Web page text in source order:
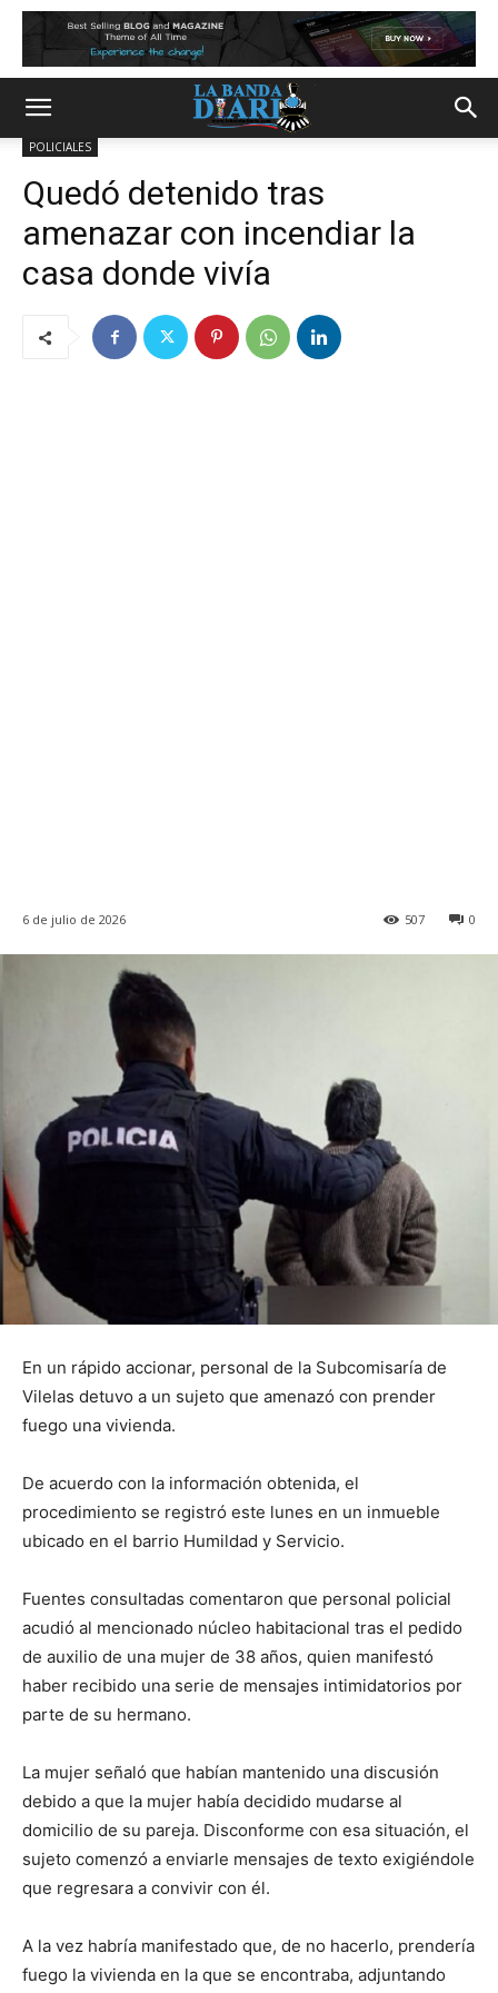
POLICIALES
Quedó detenido tras
amenazar con incendiar la
casa donde vivía
6 de julio de 2026 0
507
En un rápido accionar, personal de la Subcomisaría de
Vilelas detuvo a un sujeto que amenazó con prender
fuego una vivienda.
De acuerdo con la información obtenida, el
procedimiento se registró este lunes en un inmueble
ubicado en el barrio Humildad y Servicio.
Fuentes consultadas comentaron que personal policial
acudió al mencionado núcleo habitacional tras el pedido
de auxilio de una mujer de 38 años, quien manifestó
haber recibido una serie de mensajes intimidatorios por
parte de su hermano.
La mujer señaló que habían mantenido una discusión
debido a que la mujer había decidido mudarse al
domicilio de su pareja. Disconforme con esa situación, el
sujeto comenzó a enviarle mensajes de texto exigiéndole
que regresara a convivir con él.
A la vez habría manifestado que, de no hacerlo, prendería
fuego la vivienda en la que se encontraba, adjuntando